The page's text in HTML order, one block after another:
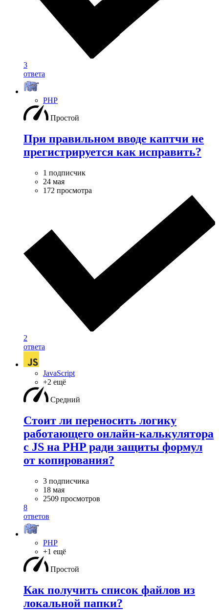
3
ответа
PHP
Простой
При правильном вводе каптчи не
прегистрируется как исправить?
1 подписчик
24 мая
172 просмотра
2
ответа
JavaScript
+2 ещё
Средний
Стоит ли переносить логику
работающего онлайн-калькулятора
с JS на PHP ради защиты формул
от копирования?
3 подписчика
18 мая
2509 просмотров
8
ответов
PHP
+1 ещё
Простой
Как получить список файлов из
локальной папки?